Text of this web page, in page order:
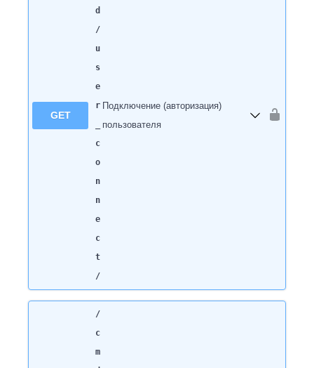
GET
d
/
u
s
e
r
c
o
n
n
e
c
t
/
Подключение (авторизация)
пользователя
/
c
m